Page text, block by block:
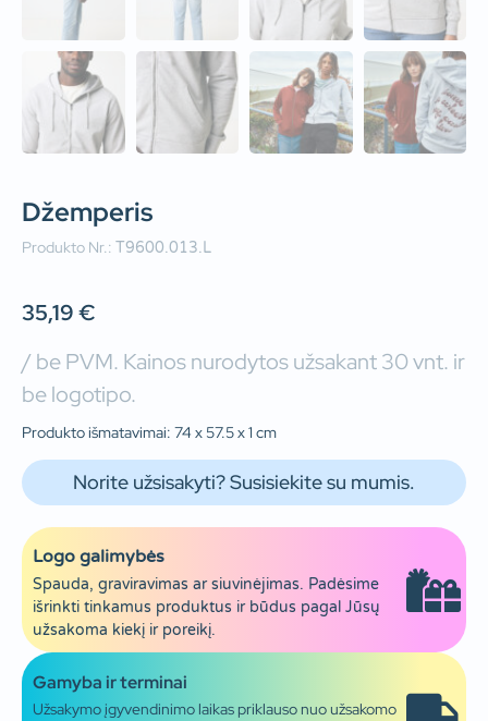
Džemperis
Produkto Nr.: T9600.013.L
35,19€
/ be PVM. Kainos nurodytos užsakant 30 vnt. ir
be logotipo.
Produkto išmatavimai: 74 x 57.5 x 1 cm
Norite užsisakyti? Susisiekite su mumis.
Logo galimybės
Spauda, graviravimas ar siuvinėjimas. Padėsime
išrinkti tinkamus produktus ir būdus pagal Jūsų
užsakoma kiekį ir poreikį.
Gamyba ir terminai
Užsakymo įgyvendinimo laikas priklauso nuo užsakomo